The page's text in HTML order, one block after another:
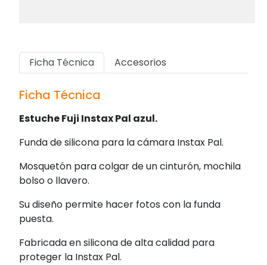
Ficha Técnica Accesorios
Ficha Técnica
Estuche Fuji Instax Pal azul.
Funda de silicona para la cámara Instax Pal.
Mosquetón para colgar de un cinturón, mochila
bolso o llavero.
Su diseño permite hacer fotos con la funda
puesta.
Fabricada en silicona de alta calidad para
proteger la Instax Pal.